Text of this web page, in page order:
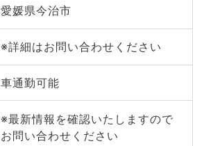
愛媛県今治市
※詳細はお問い合わせください
車通勤可能
※最新情報を確認いたしますので
お問い合わせください